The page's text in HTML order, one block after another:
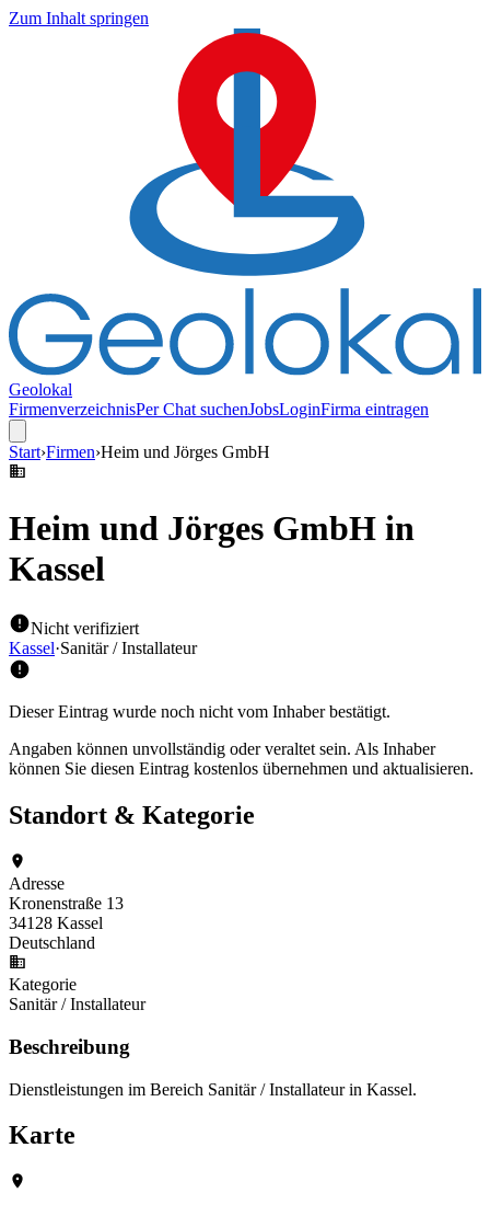
Zum Inhalt springen
Geolokal
FirmenverzeichnisPer Chat suchenJobsLoginFirma eintragen
Start›Firmen›Heim und Jörges GmbH
Heim und Jörges GmbH in
Kassel
Nicht verifiziert
Kassel·Sanitär / Installateur
Dieser Eintrag wurde noch nicht vom Inhaber bestätigt.
Angaben können unvollständig oder veraltet sein. Als Inhaber
können Sie diesen Eintrag kostenlos übernehmen und aktualisieren.
Standort & Kategorie
Adresse
Kronenstraße 13
34128 Kassel
Deutschland
Kategorie
Sanitär / Installateur
Beschreibung
Dienstleistungen im Bereich Sanitär / Installateur in Kassel.
Karte